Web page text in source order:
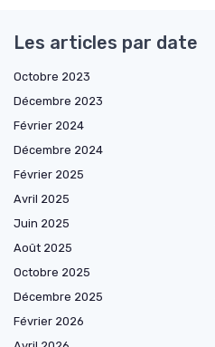
Les articles par date
Octobre 2023
Décembre 2023
Février 2024
Décembre 2024
Février 2025
Avril 2025
Juin 2025
Août 2025
Octobre 2025
Décembre 2025
Février 2026